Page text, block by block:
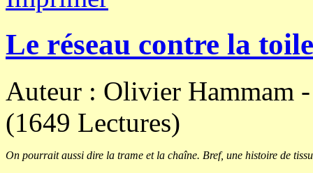
Le réseau contre la toile
Auteur : Olivier Hammam
(1649 Lectures)
On pourrait aussi dire la trame et la chaîne. Bref, une histoire de